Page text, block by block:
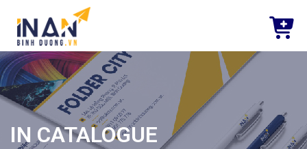
IN CATALOGUE